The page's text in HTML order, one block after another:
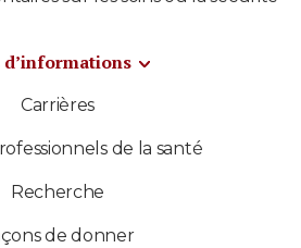
d’informations
Carrières
de la santé
Recherche
de donner